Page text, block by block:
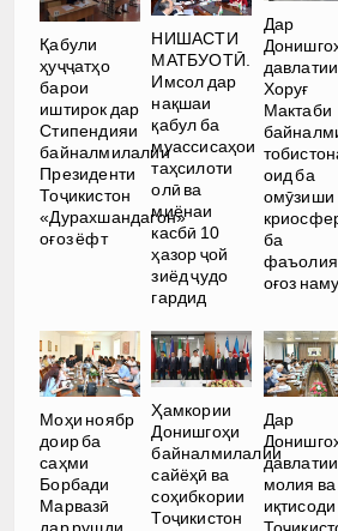
Қабули
ҳуҷҷатҳо
барои
иштирок дар
Стипендияи
байналмилалии
Президенти
Тоҷикистон
«Дурахшандагон»
оғоз ёфт
НИШАСТИ
МАТБУОТӢ.
Имсол дар
нақшаи
қабул ба
муассисаҳои
таҳсилоти
олӣ ва
миёнаи
касбӣ 10
ҳазор ҷой
зиёд ҷудо
гардид
Дар
давлатии
Хоруғ
Мактаби
оид ба
омӯзиши
ба
оғоз
Моҳи ноябр
доир ба
саҳми
Борбади
Марвазӣ
Ҳамкории
Донишгоҳи
байналмилалии
сайёҳӣ ва
соҳибкории
Тоҷикистон
Дар
давлатии
молия ва
иқтисоди